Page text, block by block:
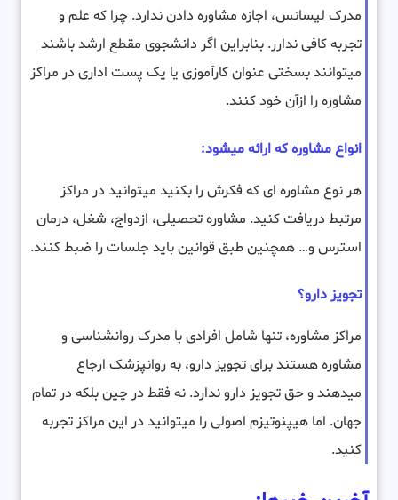
مدرک لیسانس، اجازه مشاوره دادن ندارد. چرا که علم و
تجربه کافی ندارر. بنابراین اگر دانشجوی مقطع ارشد باشند
میتوانند بسختی عنوان کارآموزی یا یک پست اداری در مراکز
مشاوره را ازآن خود کنند.
انواع مشاوره که ارائه میشود:
هر نوع مشاوره ای که فکرش را بکنید میتوانید در مراکز
مرتبط دریافت کنید. مشاوره تحصیلی، ازدواج، شغل، درمان
استرس و… همچنین طبق قوانین باید جلسات را ضبط کنند.
تجویز دارو؟
مراکز مشاوره، تنها شامل افرادی با مدرک روانشناسی و
مشاوره هستند برای تجویز دارو، به روانپزشک ارجاع
میدهند و حق تجویز دارو ندارد. نه فقط در چین بلکه در تمام
جهان. اما هیپنوتیزم اصولی را میتوانید در این مراکز تجربه
کنید.